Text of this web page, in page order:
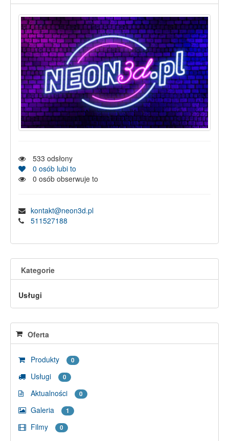
533 odsłony
0 osób lubi to
0 osób obserwuje to
kontakt@neon3d.pl
511527188
Kategorie
Usługi
Oferta
Produkty 0
Usługi 0
Aktualności 0
Galeria 1
Filmy 0